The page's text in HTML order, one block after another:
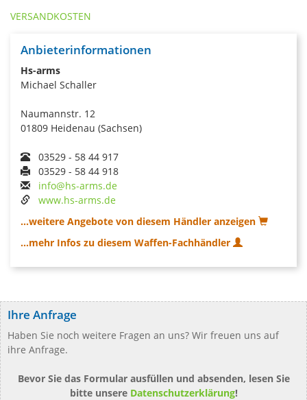
VERSANDKOSTEN
Anbieterinformationen
Hs-arms
Michael Schaller
Naumannstr. 12
01809 Heidenau (Sachsen)
03529 - 58 44 917
03529 - 58 44 918
info@hs-arms.de
www.hs-arms.de
...weitere Angebote von diesem Händler anzeigen
...mehr Infos zu diesem Waffen-Fachhändler
Ihre Anfrage
Haben Sie noch weitere Fragen an uns? Wir freuen uns auf
ihre Anfrage.
Bevor Sie das Formular ausfüllen und absenden, lesen Sie
bitte unsere Datenschutzerklärung!